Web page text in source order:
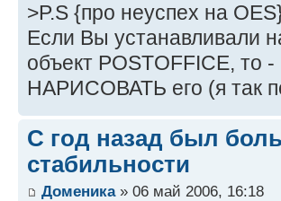
>P.S {про неуспех на
Если Вы устанавливали
объект POSTOFFICE, то
НАРИСОВАТЬ его (я так
С год назад был
стабильности
Доменика» 06 май 2006, 16:18